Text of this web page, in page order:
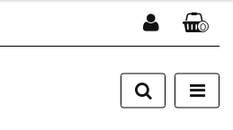
Zaloguj się
Zarejestruj się
0